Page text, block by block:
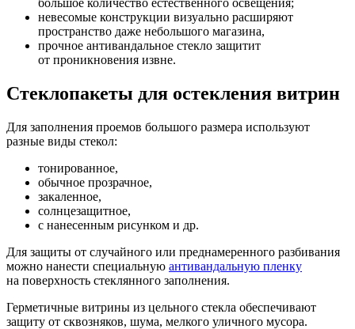
большое количество естественного освещения;
невесомые конструкции визуально расширяют
пространство даже небольшого магазина,
прочное антивандальное стекло защитит
от проникновения извне.
Стеклопакеты для остекления витрин
Для заполнения проемов большого размера используют
разные виды стекол:
тонированное,
обычное прозрачное,
закаленное,
солнцезащитное,
с нанесенным рисунком и др.
Для защиты от случайного или преднамеренного разбивания
можно нанести специальную антивандальную пленку
на поверхность стеклянного заполнения.
Герметичные витрины из цельного стекла обеспечивают
защиту от сквозняков, шума, мелкого уличного мусора.